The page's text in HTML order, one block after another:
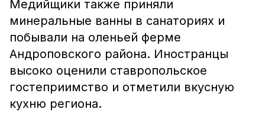
Медийщики также приняли
минеральные ванны в санаториях и
побывали на оленьей ферме
Андроповского района. Иностранцы
высоко оценили ставропольское
гостеприимство и отметили вкусную
кухню региона.